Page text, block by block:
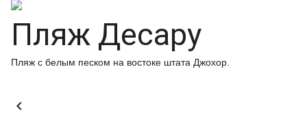
Пляж Десару
Пляж с белым песком на востоке штата Джохор.
